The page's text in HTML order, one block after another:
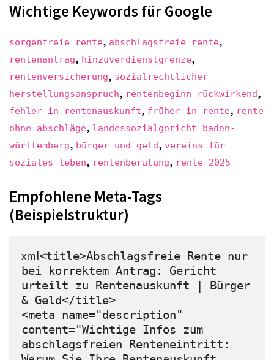
Wichtige Keywords für Google
sorgenfreie rente, abschlagsfreie rente,
rentenantrag, hinzuverdienstgrenze,
rentenversicherung, sozialrechtlicher
herstellungsanspruch, rentenbeginn rückwirkend,
fehler in rentenauskunft, früher in rente, rente
ohne abschläge, landessozialgericht baden-
württemberg, bürger und geld, vereins für
soziales leben, rentenberatung, rente 2025
Empfohlene Meta-Tags
(Beispielstruktur)
xml<title>Abschlagsfreie Rente nur
bei korrektem Antrag: Gericht
urteilt zu Rentenauskunft | Bürger
& Geld</title>
<meta name="description"
content="Wichtige Infos zum
abschlagsfreien Renteneintritt: